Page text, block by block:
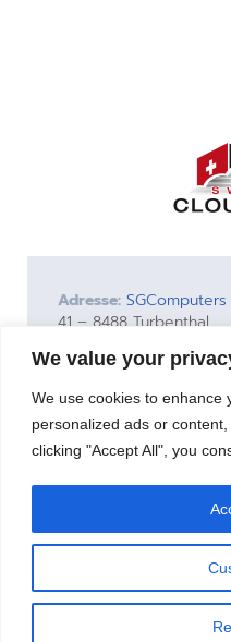
We value your
We use cookies to enhance
personalized ads or
clicking "Accept All", you
Adresse: SGComputers
41 – 8488 Turbenthal
110.571.51
swisscloudbox.ch ist
SGComputers GmbH